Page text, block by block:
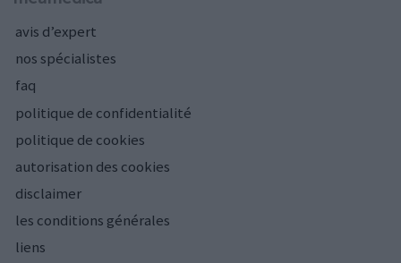
avis d’expert
nos spécialistes
faq
politique de confidentialité
politique de cookies
autorisation des cookies
disclaimer
les conditions générales
liens